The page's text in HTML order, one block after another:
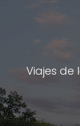
Viajes de